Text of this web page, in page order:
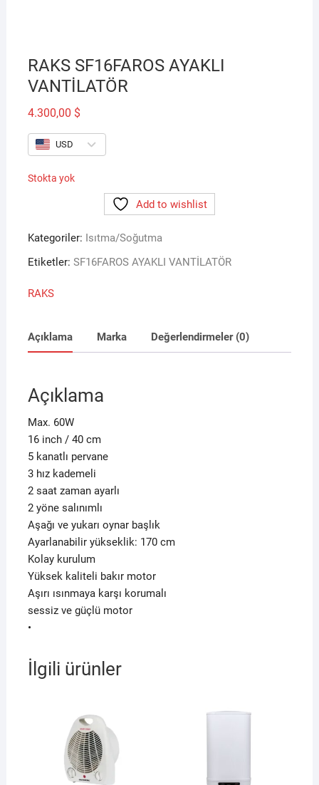
RAKS SF16FAROS AYAKLI
VANTİLATÖR
4.300,00 $
USD
Stokta yok
Add to wishlist
Kategoriler: Isıtma/Soğutma
Etiketler: SF16FAROS AYAKLI VANTİLATÖR
RAKS
Açıklama Marka Değerlendirmeler (0)
Açıklama
Max. 60W
16 inch / 40 cm
5 kanatlı pervane
3 hız kademeli
2 saat zaman ayarlı
2 yöne salınımlı
Aşağı ve yukarı oynar başlık
Ayarlanabilir yükseklik: 170 cm
Kolay kurulum
Yüksek kaliteli bakır motor
Aşırı ısınmaya karşı korumalı
sessiz ve güçlü motor
•
İlgili ürünler